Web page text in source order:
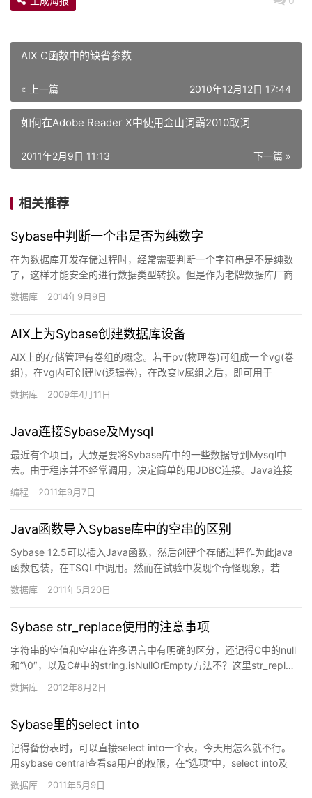
AIX C函数中的缺省参数
« 上一篇 2010年12月12日 17:44
如何在Adobe Reader X中使用金山词霸2010取词
下一篇 »
2011年2月9日 11:13
相关推荐
Sybase中判断一个串是否为纯数字
在为数据库开发存储过程时，经常需要判断一个字符串是不是纯数
字，这样才能安全的进行数据类型转换。但是作为老牌数据库厂商
的Sybase，却没有一个直观方便的函数来实现对应功能。而微软
的…
数据库 2014年9月9日
AIX上为Sybase创建数据库设备
AIX上的存储管理有卷组的概念。若干pv(物理卷)可组成一个vg(卷
组)，在vg内可创建lv(逻辑卷)，在改变lv属组之后，即可用于
Syabse上。smit vg用于管理vg,sm…
数据库 2009年4月11日
Java连接Sybase及Mysql
最近有个项目，大致是要将Sybase库中的一些数据导到Mysql中
去。由于程序并不经常调用，决定简单的用JDBC连接。Java连接
Sybase的用法N年前就用过。当时连的是jdbc…
编程 2011年9月7日
Java函数导入Sybase库中的空串的区别
Sybase 12.5可以插入Java函数，然后创建个存储过程作为此java
函数包装，在TSQL中调用。然而在试验中发现个奇怪现象，若
Sybase中的java函数有return &…
数据库 2011年5月20日
Sybase str_replace使用的注意事项
字符串的空值和空串在许多语言中有明确的区分，还记得C中的null
和”\0″，以及C#中的string.isNullOrEmpty方法不？这里str_repl…
数据库 2012年8月2日
Sybase里的select into
记得备份表时，可以直接select into一个表，今天用怎么就不行。
用sybase central查看sa用户的权限，在“选项”中，select into及
bcp等选项已经打开…
数据库 2011年5月9日